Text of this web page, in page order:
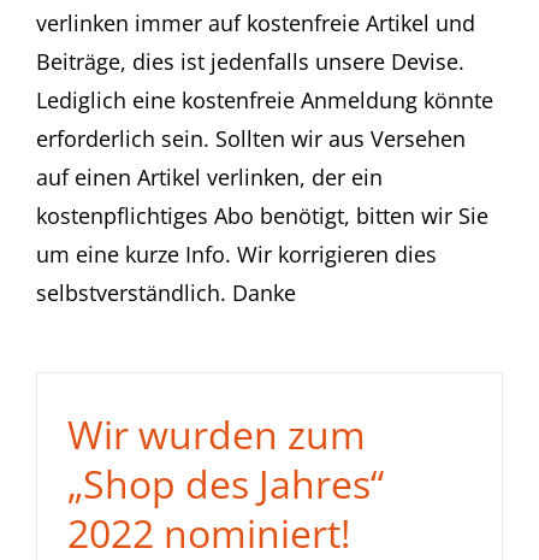
verlinken immer auf kostenfreie Artikel und
Beiträge, dies ist jedenfalls unsere Devise.
Lediglich eine kostenfreie Anmeldung könnte
erforderlich sein. Sollten wir aus Versehen
auf einen Artikel verlinken, der ein
kostenpflichtiges Abo benötigt, bitten wir Sie
um eine kurze Info. Wir korrigieren dies
selbstverständlich. Danke
Wir wurden zum
„Shop des Jahres“
2022 nominiert!